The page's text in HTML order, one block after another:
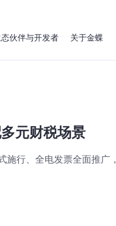
伙伴与开发者 关于金蝶
元财税场景
行、全电发票全面推广